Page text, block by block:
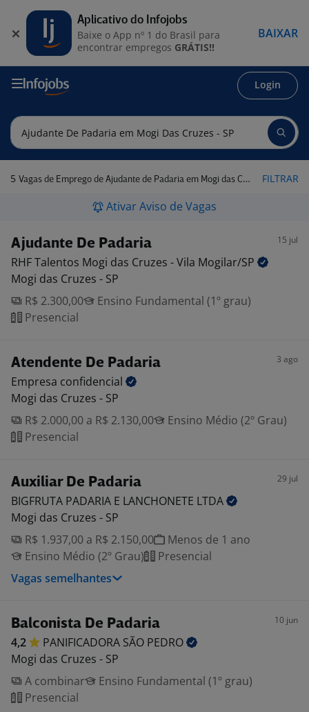
Login
5 Vagas de Emprego de Ajudante de Padaria em Mogi das Cruzes - SP FILTRAR
Ativar Aviso de Vagas
Ajudante De Padaria 15 jul
RHF Talentos Mogi das Cruzes - Vila Mogilar/SP
Mogi das Cruzes - SP
R$ 2.300,00
Ensino Fundamental (1º grau)
Presencial
Atendente De Padaria 3 ago
Empresa confidencial
Mogi das Cruzes - SP
R$ 2.000,00 a R$ 2.130,00
Ensino Médio (2º Grau)
Presencial
Auxiliar De Padaria 29 jul
BIGFRUTA PADARIA E LANCHONETE LTDA
Mogi das Cruzes - SP
R$ 1.937,00 a R$ 2.150,00
Menos de 1 ano
Ensino Médio (2º Grau)
Presencial
Vagas semelhantes
Balconista De Padaria 10 jun
4,2 PANIFICADORA SÃO PEDRO
Mogi das Cruzes - SP
A combinar
Ensino Fundamental (1º grau)
Presencial
Aplicativo do Infojobs
Baixe o App nº 1 do Brasil para
encontrar empregos GRÁTIS!!
BAIXAR